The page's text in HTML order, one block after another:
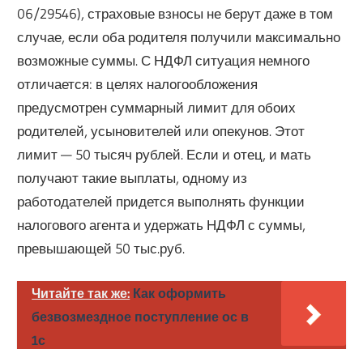
06/29546), страховые взносы не берут даже в том
случае, если оба родителя получили максимально
возможные суммы. С НДФЛ ситуация немного
отличается: в целях налогообложения
предусмотрен суммарный лимит для обоих
родителей, усыновителей или опекунов. Этот
лимит — 50 тысяч рублей. Если и отец, и мать
получают такие выплаты, одному из
работодателей придется выполнять функции
налогового агента и удержать НДФЛ с суммы,
превышающей 50 тыс.руб.
Читайте так же: Как оформить
безвозмездное поступление ос в
1с